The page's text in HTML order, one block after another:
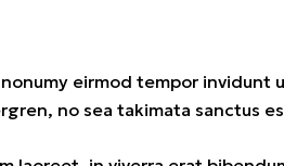
eirmod tempor
no sea takimata sanctus